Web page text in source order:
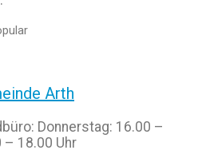
Arth
Donnerstag: 16.00 –
– 18.00 Uhr